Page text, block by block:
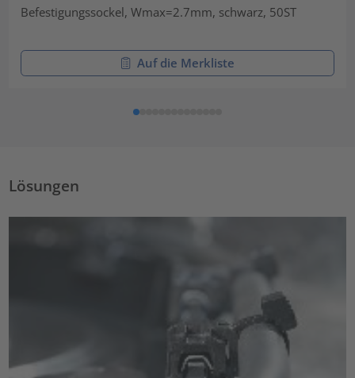
Befestigungssockel, Wmax=2.7mm, schwarz, 50ST
Auf die Merkliste
Lösungen